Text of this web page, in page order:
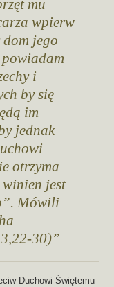
mu
wpierw
jego
i
by się
im
jednak
otrzyma
winien jest
Mówili
30)
Duchowi Świętemu